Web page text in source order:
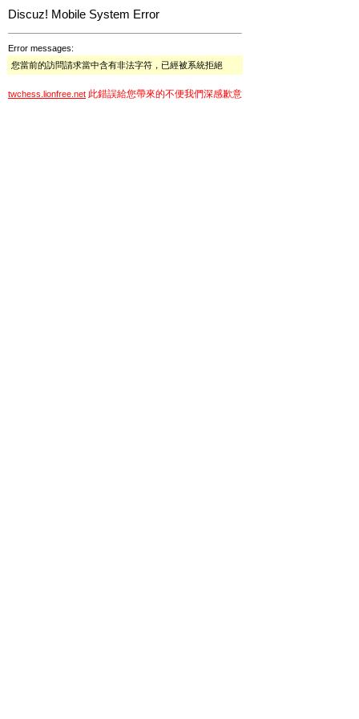
Discuz! Mobile System Error
Error messages:
您當前的訪問請求當中含有非法字符，已經被系統拒絕
twchess.lionfree.net 此錯誤給您帶來的不便我們深感歉意